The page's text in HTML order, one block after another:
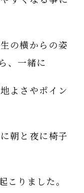
の横からの姿
、一緒に
よさやポイン
朝と夜に椅子
こりました。